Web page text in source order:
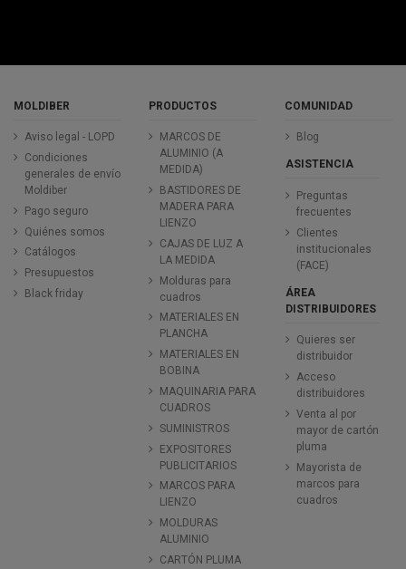
MOLDIBER
Aviso legal - LOPD
Condiciones
generales de envío
Moldiber
Pago seguro
Quiénes somos
Catálogos
Presupuestos
Black friday
PRODUCTOS
MARCOS DE
ALUMINIO (A
MEDIDA)
BASTIDORES DE
MADERA PARA
LIENZO
CAJAS DE LUZ A
LA MEDIDA
Molduras para
cuadros
MATERIALES EN
PLANCHA
MATERIALES EN
BOBINA
MAQUINARIA PARA
CUADROS
SUMINISTROS
EXPOSITORES
PUBLICITARIOS
MARCOS PARA
LIENZO
MOLDURAS
ALUMINIO
CARTÓN PLUMA
COMUNIDAD
Blog
ASISTENCIA
Preguntas
frecuentes
Clientes
institucionales
(FACE)
ÁREA
DISTRIBUIDORES
Quieres ser
distribuidor
Acceso
distribuidores
Venta al por
mayor de cartón
pluma
Mayorista de
marcos para
cuadros